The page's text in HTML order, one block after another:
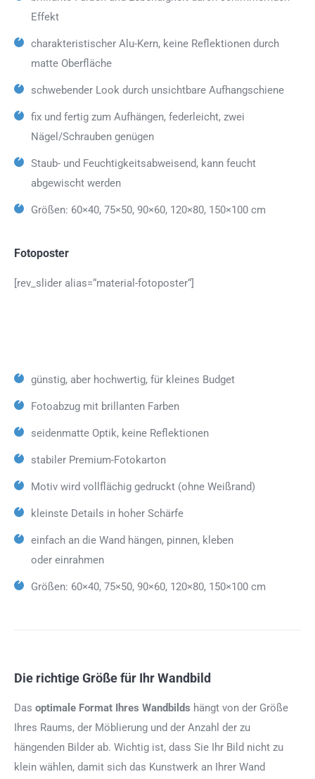
Effekt
charakteristischer Alu-Kern, keine Reflektionen durch
matte Oberfläche
schwebender Look durch unsichtbare Aufhangschiene
fix und fertig zum Aufhängen, federleicht, zwei
Nägel/Schrauben genügen
Staub- und Feuchtigkeitsabweisend, kann feucht
abgewischt werden
Größen: 60×40, 75×50, 90×60, 120×80, 150×100 cm
Fotoposter
[rev_slider alias=“material-fotoposter“]
günstig, aber hochwertig, für kleines Budget
Fotoabzug mit brillanten Farben
seidenmatte Optik, keine Reflektionen
stabiler Premium-Fotokarton
Motiv wird vollflächig gedruckt (ohne Weißrand)
kleinste Details in hoher Schärfe
einfach an die Wand hängen, pinnen, kleben
oder einrahmen
Größen: 60×40, 75×50, 90×60, 120×80, 150×100 cm
Die richtige Größe für Ihr Wandbild
Das optimale Format Ihres Wandbilds hängt von der Größe
Ihres Raums, der Möblierung und der Anzahl der zu
hängenden Bilder ab. Wichtig ist, dass Sie Ihr Bild nicht zu
klein wählen, damit sich das Kunstwerk an Ihrer Wand